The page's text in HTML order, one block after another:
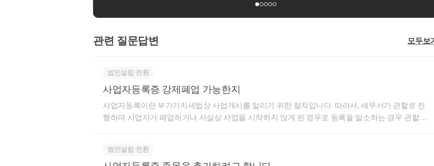
관련 질문답변 모두보
법인설립∙전환
사업자등록증 강제폐업 가능한지
사업자등록이란 부가가치세법상 사업개시를 알리기 위한 절차입니다. 따라서, 세무서가 관할로 진
행하며 사업자가 폐업하거나 사실상 사업을 시작하지 않게 된 경우로 등록을 말소하는 경우 관할
다.^^ 도움이 되셨길 바라며 필요한 경우 언제든 연락부탁드립니다.^^
법인설립∙전환